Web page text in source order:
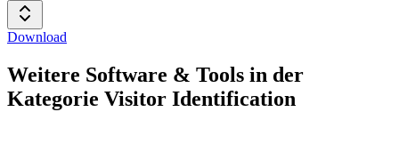
Download
Weitere Software & Tools in der
Kategorie Visitor Identification